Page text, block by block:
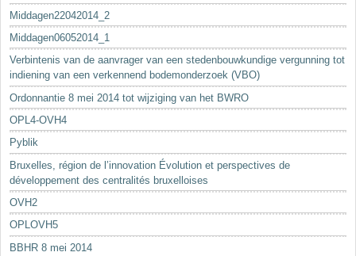
Middagen22042014_2
Middagen06052014_1
Verbintenis van de aanvrager van een stedenbouwkundige vergunning tot
indiening van een verkennend bodemonderzoek (VBO)
Ordonnantie 8 mei 2014 tot wijziging van het BWRO
OPL4-OVH4
Pyblik
Bruxelles, région de l’innovation Évolution et perspectives de
développement des centralités bruxelloises
OVH2
OPLOVH5
BBHR 8 mei 2014